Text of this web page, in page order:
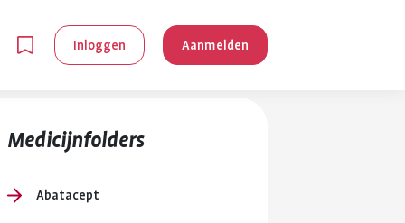
Inloggen Aanmelden
Medicijnfolders
Abatacept